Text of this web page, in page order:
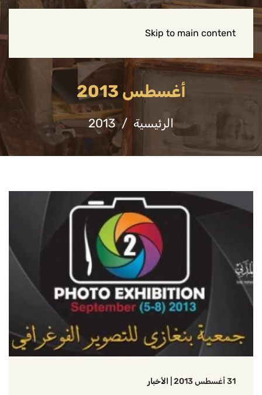
Skip to main content
أغسطس 2013
الرئيسية 2013
31 أغسطس 2013 الأخبار